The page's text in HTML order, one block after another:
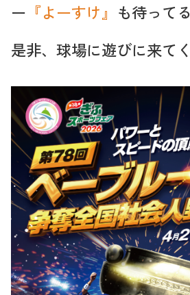
ー 『よーすけ』 も待って
是非、球場に遊びに来てく